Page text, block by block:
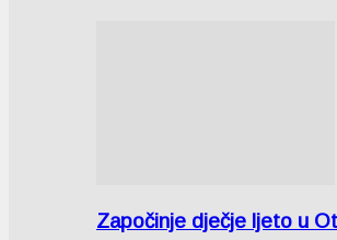
Započinje dječje ljeto u